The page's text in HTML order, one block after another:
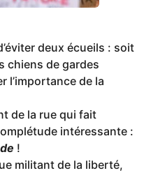
deux écueils : soit
chiens de gardes
l’importance de la
de la rue qui fait
intéressante :
!
militant de la liberté,